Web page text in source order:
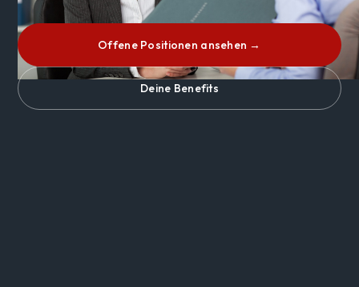
Offene Positionen ansehen →
Deine Benefits